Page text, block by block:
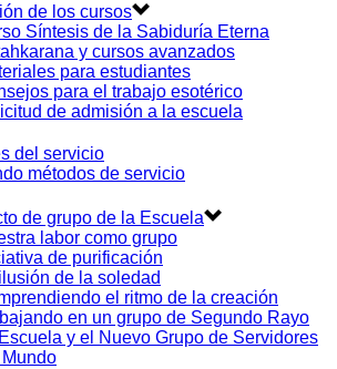
de los cursos
Síntesis de la Sabiduría Eterna
y cursos avanzados
para estudiantes
para el trabajo esotérico
de admisión a la escuela
del servicio
métodos de servicio
de grupo de la Escuela
labor como grupo
de purificación
de la soledad
el ritmo de la creación
en un grupo de Segundo Rayo
y el Nuevo Grupo de Servidores